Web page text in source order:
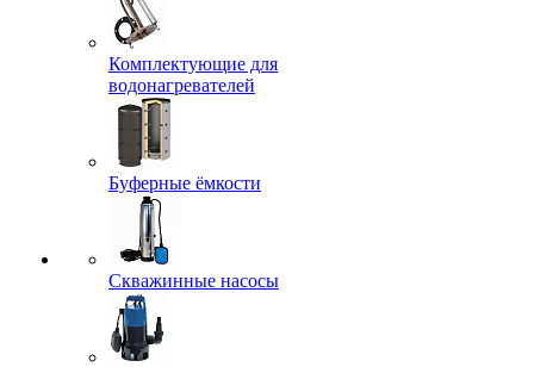
Комплектующие для
водонагревателей
Буферные ёмкости
Скважинные насосы